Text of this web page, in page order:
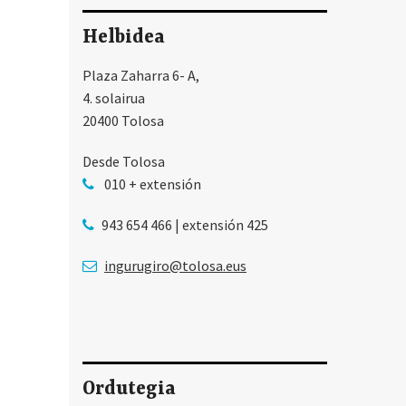
Helbidea
Plaza Zaharra 6- A,
4. solairua
20400 Tolosa
Desde Tolosa
010 + extensión
943 654 466 | extensión 425
ingurugiro@tolosa.eus
Ordutegia